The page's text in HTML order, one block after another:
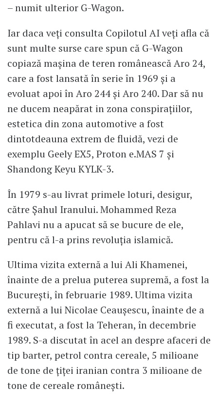
– numit ulterior G-Wagon.
Iar daca veți consulta Copilotul AI veți afla că
sunt multe surse care spun că G-Wagon
copiază mașina de teren românească Aro 24,
care a fost lansată în serie în 1969 și a
evoluat apoi în Aro 244 și Aro 240. Dar să nu
ne ducem neapărat in zona conspirațiilor,
estetica din zona automotive a fost
dintotdeauna extrem de fluidă, vezi de
exemplu Geely EX5, Proton e.MAS 7 și
Shandong Keyu KYLK-3.
În 1979 s-au livrat primele loturi, desigur,
către Șahul Iranului. Mohammed Reza
Pahlavi nu a apucat să se bucure de ele,
pentru că l-a prins revoluția islamică.
Ultima vizita externă a lui Ali Khamenei,
înainte de a prelua puterea supremă, a fost la
București, în februarie 1989. Ultima vizita
externă a lui Nicolae Ceaușescu, înainte de a
fi executat, a fost la Teheran, în decembrie
1989. S-a discutat în acel an despre afaceri de
tip barter, petrol contra cereale, 5 milioane
de tone de țiței iranian contra 3 milioane de
tone de cereale românești.